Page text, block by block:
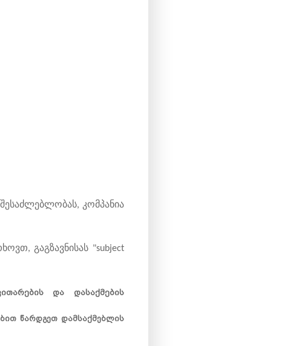
კომპანია
გაგზავნისას "subject
და დასაქმების
წარდგეთ დამსაქმებლის